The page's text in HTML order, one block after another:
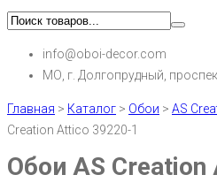
info@oboi-decor.com
МО, г. Долгопрудный,
Главная > Каталог > Обои > AS
Creation Attico 39220-1
Обои AS